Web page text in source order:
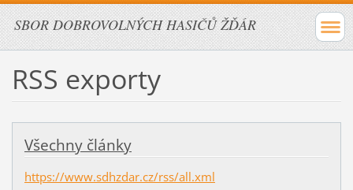
SBOR DOBROVOLNÝCH HASIČŮ ŽĎÁR
RSS exporty
Všechny články
https://www.sdhzdar.cz/rss/all.xml